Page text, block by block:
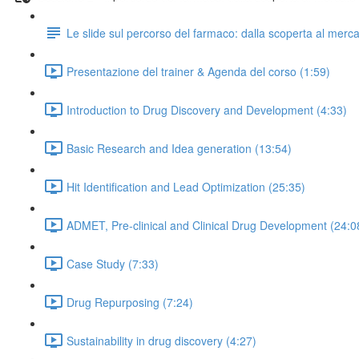
Le slide sul percorso del farmaco: dalla scoperta al
Presentazione del trainer & Agenda del corso (1:59)
Introduction to Drug Discovery and Development (4:33)
Basic Research and Idea generation (13:54)
Hit Identification and Lead Optimization (25:35)
ADMET, Pre-clinical and Clinical Drug Development
Case Study (7:33)
Drug Repurposing (7:24)
Sustainability in drug discovery (4:27)